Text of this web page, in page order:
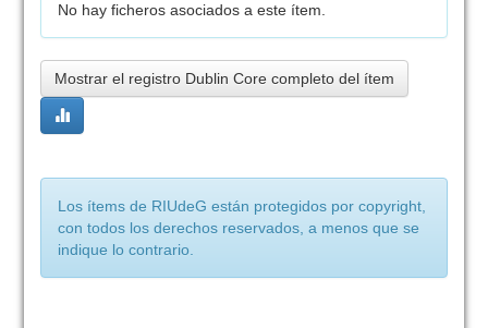
No hay ficheros asociados a este ítem.
Mostrar el registro Dublin Core completo del ítem
Los ítems de RIUdeG están protegidos por copyright,
con todos los derechos reservados, a menos que se
indique lo contrario.